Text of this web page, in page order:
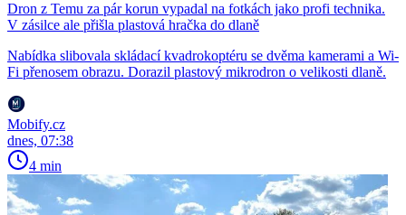
Dron z Temu za pár korun vypadal na fotkách jako profi technika.
V zásilce ale přišla plastová hračka do dlaně
Nabídka slibovala skládací kvadrokoptéru se dvěma kamerami a Wi-
Fi přenosem obrazu. Dorazil plastový mikrodron o velikosti dlaně.
Mobify.cz
dnes, 07:38
4 min